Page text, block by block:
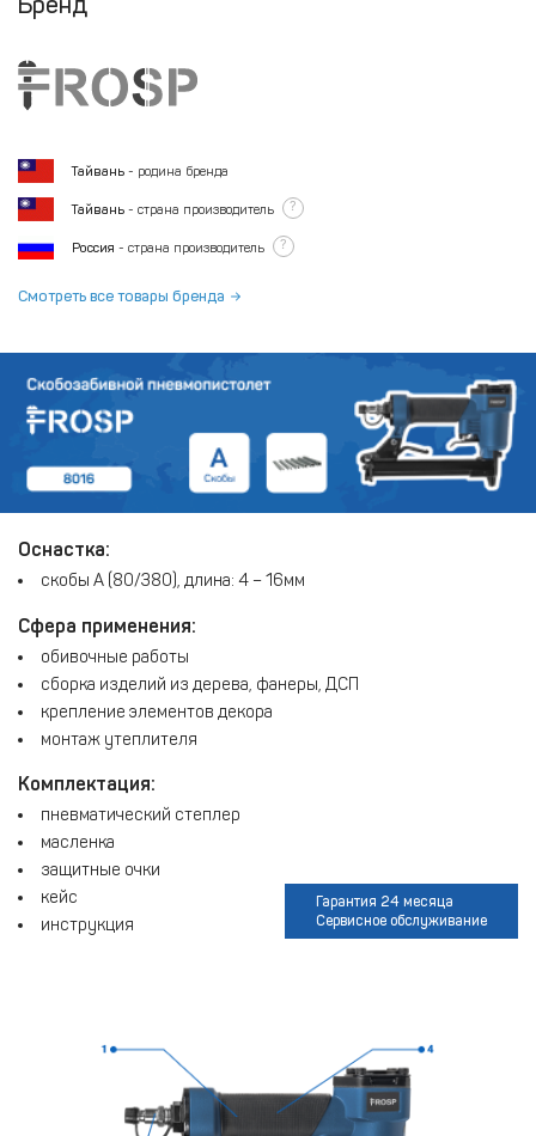
Тайвань - родина бренда
Тайвань - страна производитель ?
Россия - страна производитель ?
Смотреть все товары бренда
Оснастка:
скобы A (80/380), длина: 4 – 16мм
Сфера применения:
обивочные работы
сборка изделий из дерева, фанеры, ДСП
крепление элементов декора
монтаж утеплителя
Комплектация:
пневматический степлер
масленка
защитные очки
кейс
инструкция
Гарантия 24 месяца
Сервисное обслуживание